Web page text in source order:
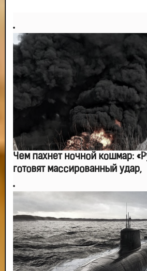
-- Самое большое богатство — это ум. Самая
Из всех страхов самый пугающий —
-- Лучшее, что можно сделать с хорошим советом,
мимо ушей. Он никогда не бывает полезен никому,
-- Люблю давать советы и очень не люблю,
Чем пахнет ночной кошмар:
готовят массированный удар,